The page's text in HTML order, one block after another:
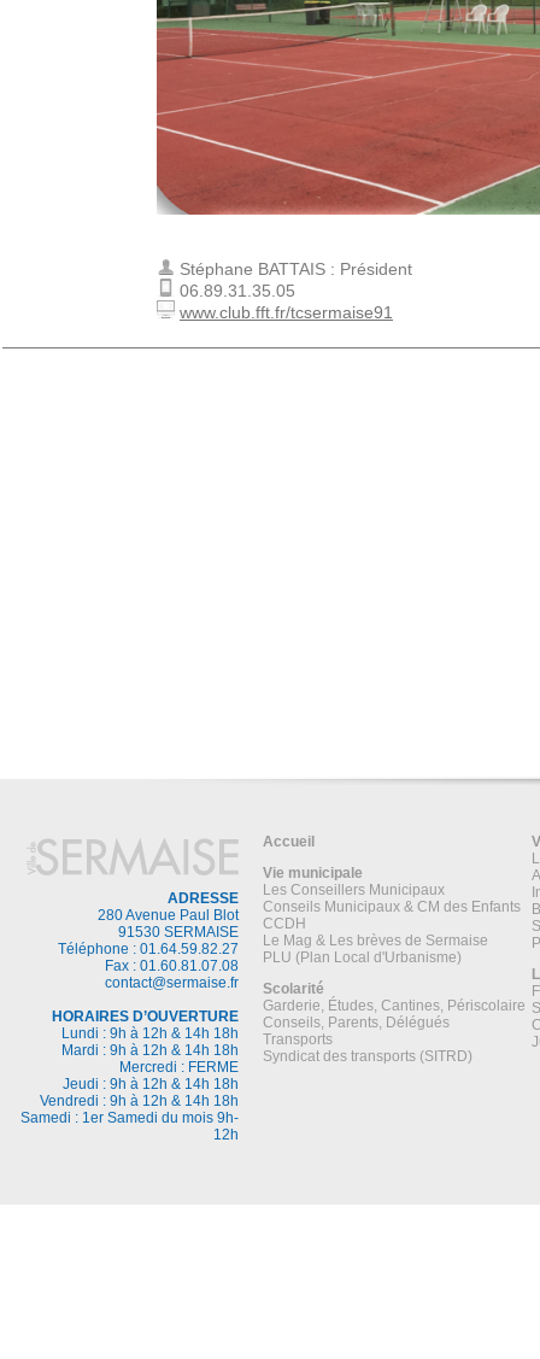
Stéphane BATTAIS : Président
06.89.31.35.05
www.club.fft.fr/tcsermaise91
ADRESSE
280 Avenue Paul Blot
91530 SERMAISE
Téléphone : 01.64.59.82.27
Fax : 01.60.81.07.08
contact@sermaise.fr
HORAIRES D’OUVERTURE
Lundi : 9h à 12h & 14h 18h
Mardi : 9h à 12h & 14h 18h
Mercredi : FERME
Jeudi : 9h à 12h & 14h 18h
Vendredi : 9h à 12h & 14h 18h
Samedi : 1er Samedi du mois 9h-
12h
Accueil
Vie municipale
Les Conseillers Municipaux
Conseils Municipaux & CM des Enfants
CCDH
Le Mag & Les brèves de Sermaise
PLU (Plan Local d'Urbanisme)
Scolarité
Garderie, Études, Cantines, Périscolaire
Conseils, Parents, Délégués
Transports
Syndicat des transports (SITRD)